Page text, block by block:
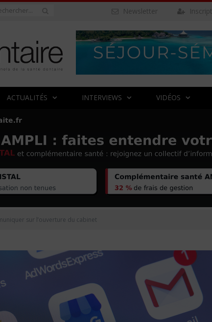
Newsletter
ACTUALITÉS INTERVIEWS VIDÉOS
sur l’ouverture du cabinet